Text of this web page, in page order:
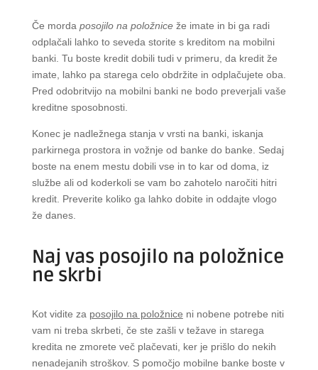
Če morda posojilo na položniceže imate in bi ga radi
odplačali lahko to seveda storite s kreditom na mobilni
banki. Tu boste kredit dobili tudi v primeru, da kredit že
imate, lahko pa starega celo obdržite in odplačujete oba.
Pred odobritvijo na mobilni banki ne bodo preverjali vaše
kreditne sposobnosti.
Konec je nadležnega stanja v vrsti na banki, iskanja
parkirnega prostora in vožnje od banke do banke. Sedaj
boste na enem mestu dobili vse in to kar od doma, iz
službe ali od koderkoli se vam bo zahotelo naročiti hitri
kredit. Preverite koliko ga lahko dobite in oddajte vlogo
že danes.
Naj vas posojilo na položnice
ne skrbi
Kot vidite za posojilo na položnice ni nobene potrebe niti
vam ni treba skrbeti, če ste zašli v težave in starega
kredita ne zmorete več plačevati, ker je prišlo do nekih
nenadejanih stroškov. S pomočjo mobilne banke boste v